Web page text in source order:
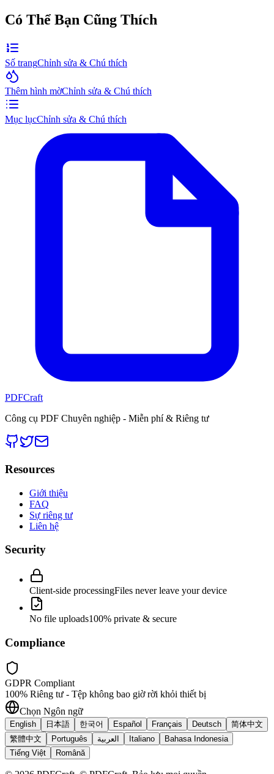
Có Thể Bạn Cũng Thích
Số trangChỉnh sửa & Chú thích
Thêm hình mờChỉnh sửa & Chú thích
Mục lụcChỉnh sửa & Chú thích
PDFCraft
Công cụ PDF Chuyên nghiệp - Miễn phí & Riêng tư
Resources
Giới thiệu
FAQ
Sự riêng tư
Liên hệ
Security
Client-side processingFiles never leave your device
No file uploads100% private & secure
Compliance
GDPR Compliant
100% Riêng tư - Tệp không bao giờ rời khỏi thiết bị
Chọn Ngôn ngữ
English 日本語 한국어 Español Français Deutsch
简体中文
繁體中文
Português العربية Italiano
Bahasa Indonesia
Tiếng Việt
Română